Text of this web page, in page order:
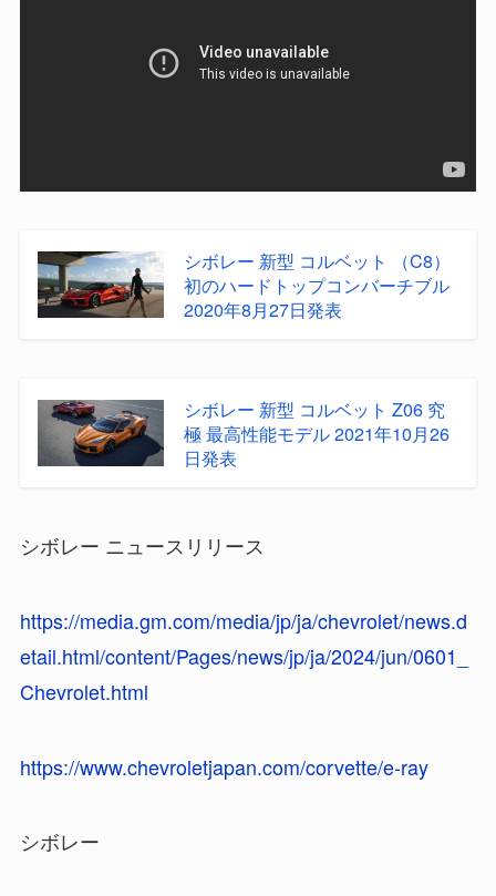
シボレー 新型 コルベット （C8）
初のハードトップコンバーチブル
2020年8月27日発表
シボレー 新型 コルベット Z06 究
極 最高性能モデル 2021年10月26
日発表
シボレー ニュースリリース
https://media.gm.com/media/jp/ja/chevrolet/news.d
etail.html/content/Pages/news/jp/ja/2024/jun/0601_
Chevrolet.html
https://www.chevroletjapan.com/corvette/e-ray
シボレー